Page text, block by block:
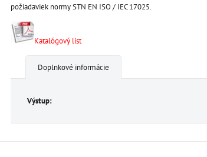
požiadaviek normy STN EN ISO / IEC 17025.
Katalógový list
Doplnkové informácie
Výstup: